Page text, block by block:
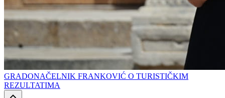
GRADONAČELNIK FRANKOVIĆ O TURISTIČKIM
REZULTATIMA